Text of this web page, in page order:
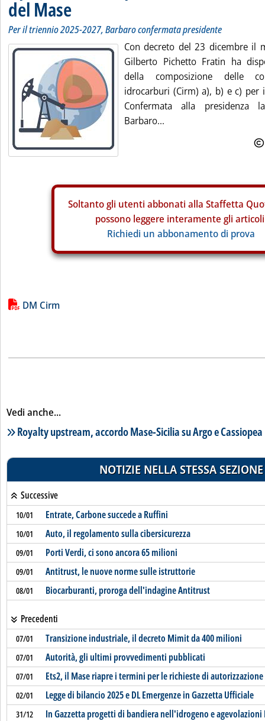
del Mase
Per il triennio 2025-2027, Barbaro confermata presidente
Con decreto del 23 dicembre il
Gilberto Pichetto Fratin ha
della composizione delle
idrocarburi (Cirm) a), b) e c)
Confermata alla presidenza
Barbaro...
Soltanto gli utenti abbonati alla Staffetta
possono leggere interamente gli
Richiedi un abbonamento di prova
Lista allegati PDF alla notizia
DM Cirm
Vedi anche...
Lista notizie correlate
Royalty upstream, accordo Mase-Sicilia su Argo e Cassiopea
NOTIZIE NELLA STESSA SEZIONE
Successive
10/01 Entrate, Carbone succede a Ruffini
10/01 Auto, il regolamento sulla cibersicurezza
09/01 Porti Verdi, ci sono ancora 65 milioni
09/01 Antitrust, le nuove norme sulle istruttorie
08/01 Biocarburanti, proroga dell'indagine Antitrust
Precedenti
07/01 Transizione industriale, il decreto Mimit da 400 milioni
07/01 Autorità, gli ultimi provvedimenti pubblicati
07/01 Ets2, il Mase riapre i termini per le richieste di autorizzazione
02/01 Legge di bilancio 2025 e DL Emergenze in Gazzetta Ufficiale
31/12 In Gazzetta progetti di bandiera nell'idrogeno e agevolazioni